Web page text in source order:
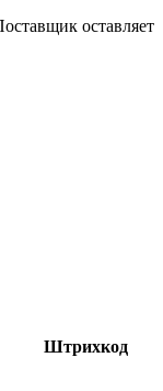
оставляет
Штрихкод